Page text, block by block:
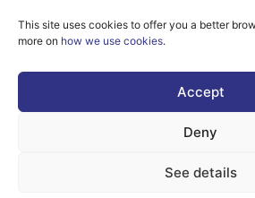
This site uses cookies to offer you a better
more on how we use cookies.
Accept
Deny
See details